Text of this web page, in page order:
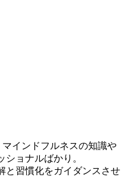
インドフルネスの知識や
ョナルばかり。
と習慣化をガイダンスさせ